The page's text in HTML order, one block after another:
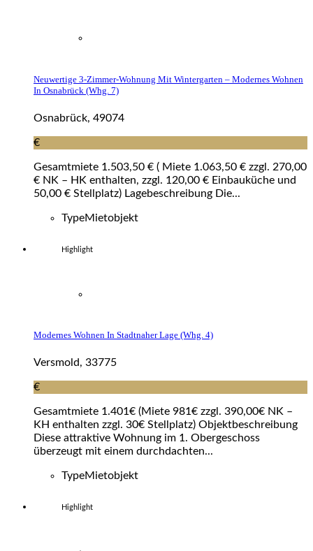
Neuwertige 3-Zimmer-Wohnung Mit Wintergarten – Modernes Wohnen
In Osnabrück (whg. 7)
Osnabrück, 49074
€
Gesamtmiete 1.503,50 € ( Miete 1.063,50 € zzgl. 270,00
€ NK – HK enthalten, zzgl. 120,00 € Einbauküche und
50,00 € Stellplatz) Lagebeschreibung Die...
TypeMietobjekt
Highlight
Modernes Wohnen In Stadtnaher Lage (whg. 4)
Versmold, 33775
€
Gesamtmiete 1.401€ (Miete 981€ zzgl. 390,00€ NK –
KH enthalten zzgl. 30€ Stellplatz) Objektbeschreibung
Diese attraktive Wohnung im 1. Obergeschoss
überzeugt mit einem durchdachten...
TypeMietobjekt
Highlight